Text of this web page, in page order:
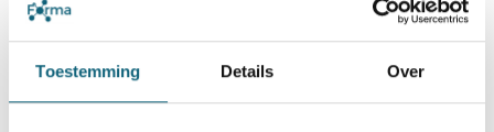
Toestemming Details Over
locatie in de regio.
read more